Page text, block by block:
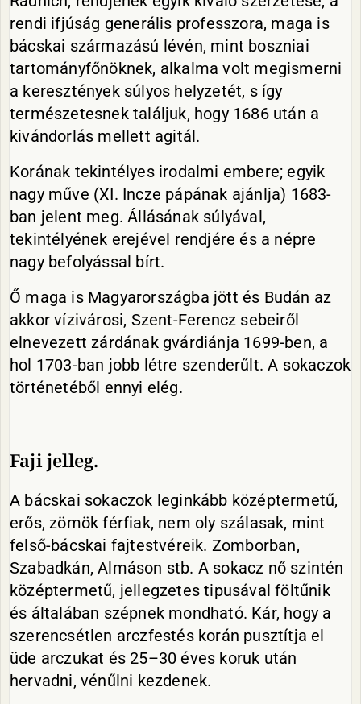
rendi ifjúság generális professzora, maga is
bácskai származású lévén, mint boszniai
tartományfőnöknek, alkalma volt megismerni
a keresztények súlyos helyzetét, s így
természetesnek találjuk, hogy 1686 után a
kivándorlás mellett agitál.
Korának tekintélyes irodalmi embere; egyik
nagy műve (XI. Incze pápának ajánlja) 1683-
ban jelent meg. Állásának súlyával,
tekintélyének erejével rendjére és a népre
nagy befolyással bírt.
Ő maga is Magyarországba jött és Budán az
akkor vízivárosi, Szent-Ferencz sebeiről
elnevezett zárdának gvárdiánja 1699-ben, a
hol 1703-ban jobb létre szenderűlt. A sokaczok
történetéből ennyi elég.
Faji jelleg.
A bácskai sokaczok leginkább középtermetű,
erős, zömök férfiak, nem oly szálasak, mint
felső-bácskai fajtestvéreik. Zomborban,
Szabadkán, Almáson stb. A sokacz nő szintén
középtermetű, jellegzetes tipusával föltűnik
és általában szépnek mondható. Kár, hogy a
szerencsétlen arczfestés korán pusztítja el
üde arczukat és 25–30 éves koruk után
hervadni, vénűlni kezdenek.